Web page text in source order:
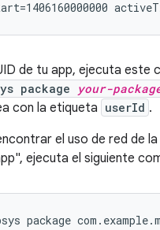
de tu app, ejecuta este
package your-
con la etiqueta userId .
el uso de red de la
ejecuta el siguiente